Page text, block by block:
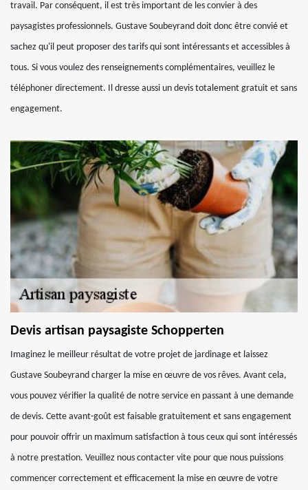
travail. Par conséquent, il est très important de les convier à des
paysagistes professionnels. Gustave Soubeyrand doit donc être convié et
sachez qu'il peut proposer des tarifs qui sont intéressants et accessibles à
tous. Si vous voulez des renseignements complémentaires, veuillez le
téléphoner directement. Il dresse aussi un devis totalement gratuit et sans
engagement.
Devis artisan paysagiste Schopperten
Imaginez le meilleur résultat de votre projet de jardinage et laissez
Gustave Soubeyrand charger la mise en œuvre de vos rêves. Avant cela,
vous pouvez vérifier la qualité de notre service en passant à une demande
de devis. Cette avant-goût est faisable gratuitement et sans engagement
pour pouvoir offrir un maximum satisfaction à tous ceux qui sont intéressés
à notre prestation. Veuillez nous contacter vite pour que nous puissions
commencer correctement et efficacement la mise en œuvre de votre